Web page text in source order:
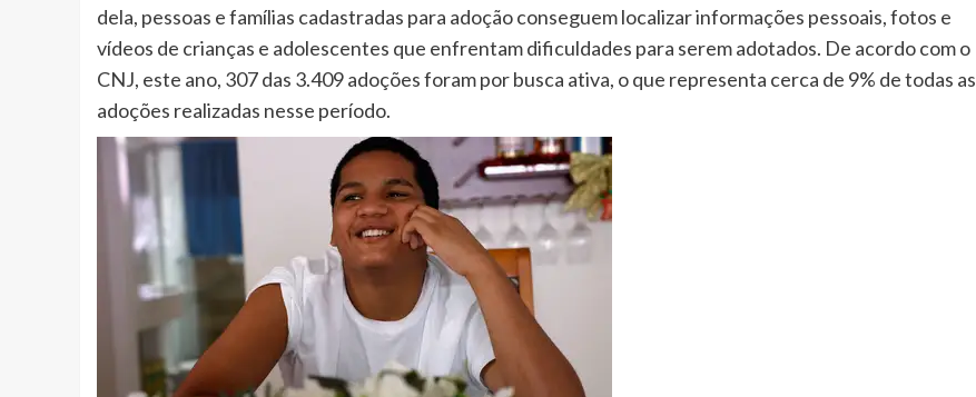
dela, pessoas e famílias cadastradas para adoção conseguem localizar informações pessoais, fotos e
vídeos de crianças e adolescentes que enfrentam dificuldades para serem adotados. De acordo com o
CNJ, este ano, 307 das 3.409 adoções foram por busca ativa, o que representa cerca de 9% de todas as
adoções realizadas nesse período.